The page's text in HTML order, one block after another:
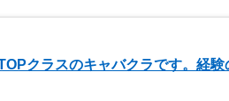
クラスのキャバクラです。経